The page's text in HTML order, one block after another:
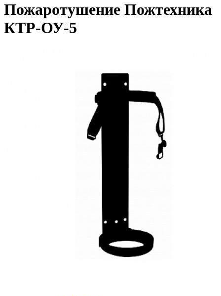
Пожаротушение Пожтехника
КТР-ОУ-5